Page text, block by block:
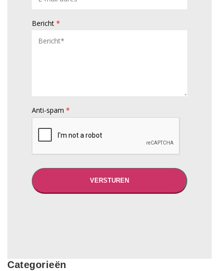
Categorieën
Bericht*
Anti-spam*